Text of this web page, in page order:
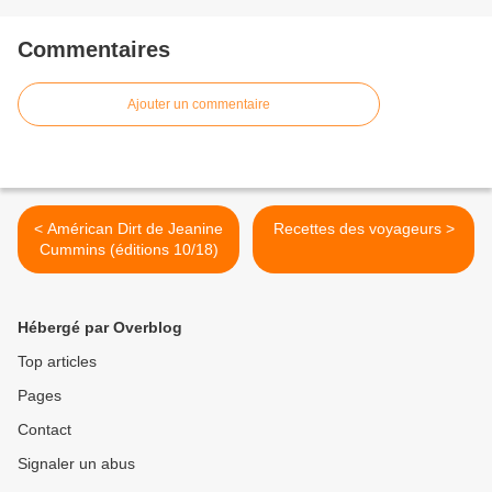
Commentaires
Ajouter un commentaire
< Américan Dirt de Jeanine
Cummins (éditions 10/18)
Recettes des voyageurs >
Hébergé par Overblog
Top articles
Pages
Contact
Signaler un abus